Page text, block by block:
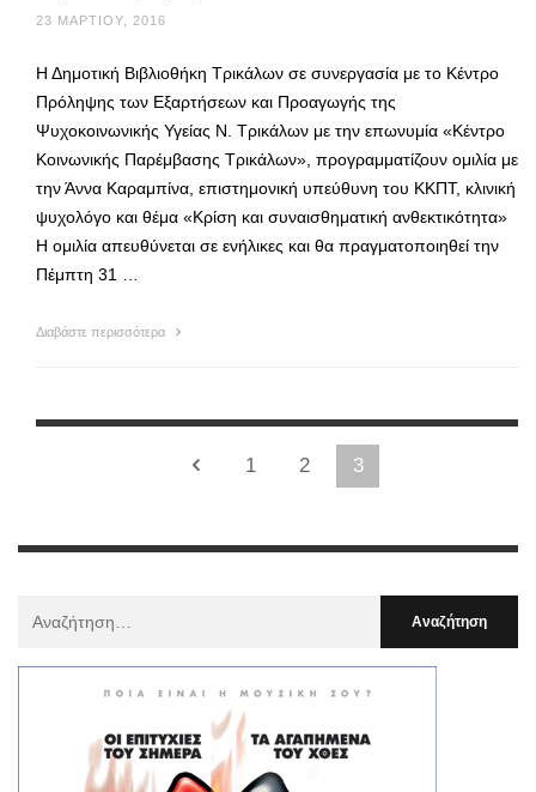
23 ΜΑΡΤΊΟΥ, 2016
Η Δημοτική Βιβλιοθήκη Τρικάλων σε συνεργασία με το Κέντρο
Πρόληψης των Εξαρτήσεων και Προαγωγής της
Ψυχοκοινωνικής Υγείας Ν. Τρικάλων με την επωνυμία «Κέντρο
Κοινωνικής Παρέμβασης Τρικάλων», προγραμματίζουν ομιλία με
την Άννα Καραμπίνα, επιστημονική υπεύθυνη του ΚΚΠΤ, κλινική
ψυχολόγο και θέμα «Κρίση και συναισθηματική ανθεκτικότητα»
Η ομιλία απευθύνεται σε ενήλικες και θα πραγματοποιηθεί την
Πέμπτη 31 …
Διαβάστε περισσότερα
1 2 3
: